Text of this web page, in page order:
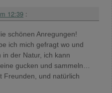
12:39 :
schönen Anregungen!
ich mich gefragt wo und
der Natur, ich kann
gucken und sammeln…
Freunden, und natürlich